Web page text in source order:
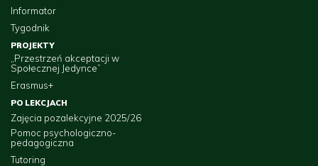
Informator
Tygodnik
PROJEKTY
„Przestrzeń akceptacji w
Społecznej Jedynce”
Erasmus+
PO LEKCJACH
Zajęcia pozalekcyjne 2025/26
Pomoc psychologiczno-
pedagogiczna
Tutoring